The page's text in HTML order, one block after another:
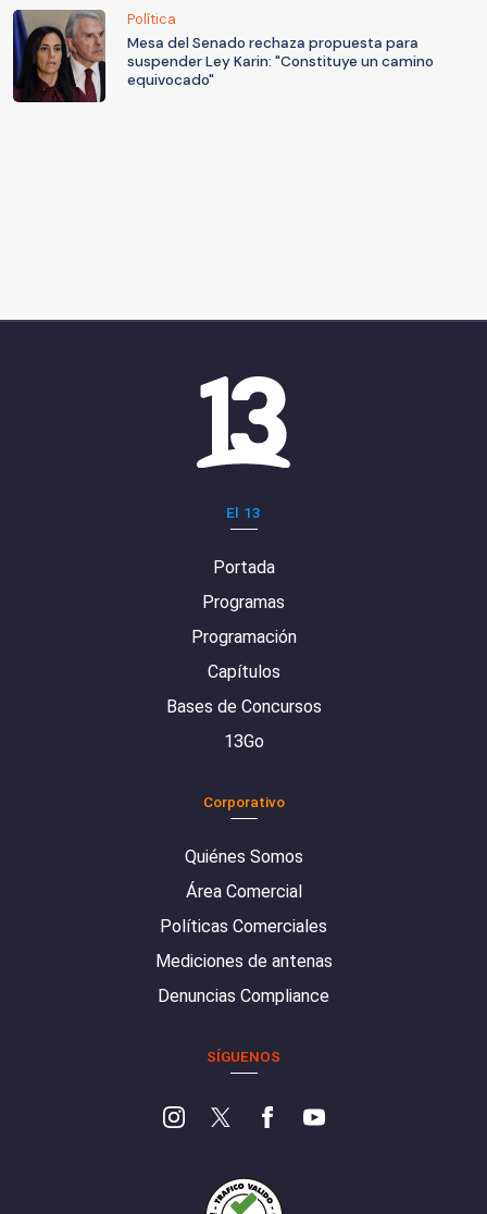
Política
Mesa del Senado rechaza propuesta para
suspender Ley Karin: "Constituye un camino
equivocado"
El 13
Portada
Programas
Programación
Capítulos
Bases de Concursos
13Go
Corporativo
Quiénes Somos
Área Comercial
Políticas Comerciales
Mediciones de antenas
Denuncias Compliance
SÍGUENOS